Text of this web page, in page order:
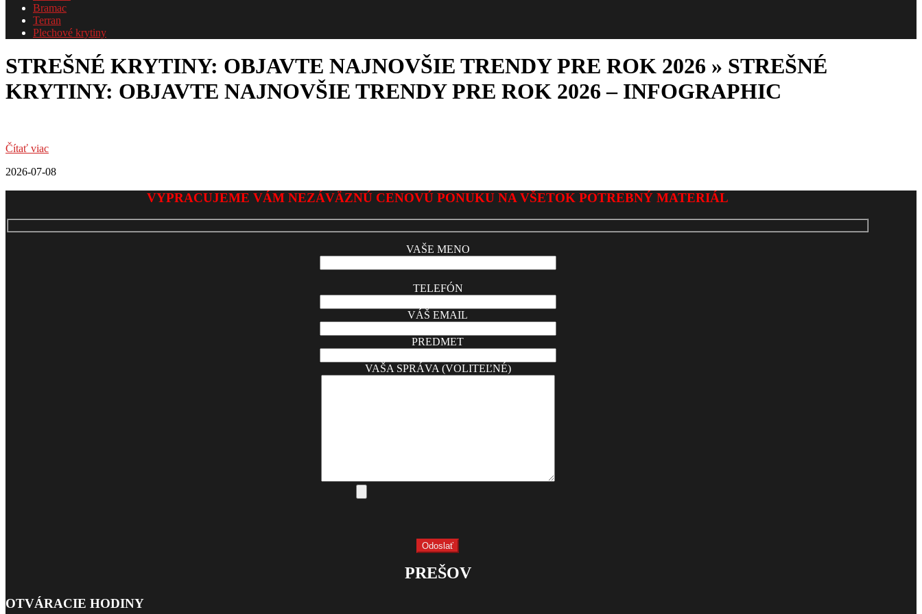
Bramac
Terran
Plechové krytiny
STREŠNÉ KRYTINY: OBJAVTE NAJNOVŠIE TRENDY PRE ROK 2026 » STREŠNÉ
KRYTINY: OBJAVTE NAJNOVŠIE TRENDY PRE ROK 2026 – INFOGRAPHIC
Čítať viac
2026-07-08
VYPRACUJEME VÁM NEZÁVÄZNÚ CENOVÚ PONUKU NA VŠETOK POTREBNÝ MATERIÁL
VAŠE MENO
TELEFÓN
VÁŠ EMAIL
PREDMET
VAŠA SPRÁVA (VOLITEĽNÉ)
PREŠOV
OTVÁRACIE HODINY